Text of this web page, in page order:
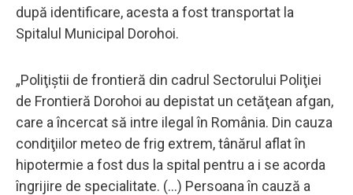
după identificare, acesta a fost transportat la
Spitalul Municipal Dorohoi.
„Poliţiştii de frontieră din cadrul Sectorului Poliţiei
de Frontieră Dorohoi au depistat un cetăţean afgan,
care a încercat să intre ilegal în România. Din cauza
condiţiilor meteo de frig extrem, tânărul aflat în
hipotermie a fost dus la spital pentru a i se acorda
îngrijire de specialitate. (…) Persoana în cauză a